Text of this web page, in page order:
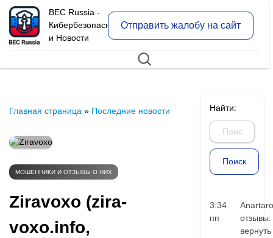
BEC Russia -
Кибербезопасность
и Новости
Отправить жалобу на сайт
Главная страница » Последние новости
МОШЕННИКИ И ОТЗЫВЫ О НИХ
Ziravoxo (zira-
voxo.info,
Найти:
3:34
пп
отзывы:
вернуть